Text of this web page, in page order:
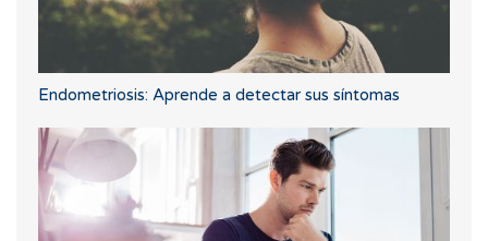
Endometriosis: Aprende a detectar sus síntomas